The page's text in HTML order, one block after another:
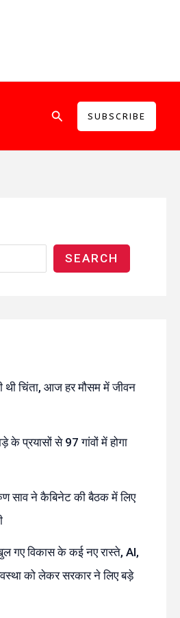
SearchSUBSCRIBE
SEARCH
थी चिंता, आज हर मौसम में जीवन
के प्रयासों से 97 गांवों में होगा
साव ने कैबिनेट की बैठक में लिए
गए विकास के कई नए रास्ते, AI,
को लेकर सरकार ने लिए बड़े